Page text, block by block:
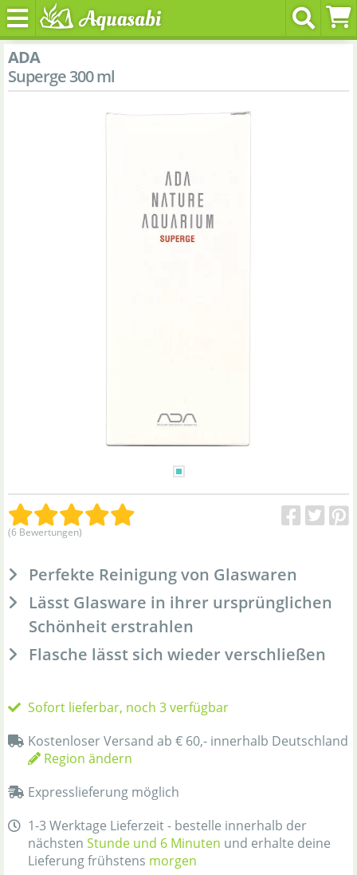
ADA
Superge 300 ml
(6 Bewertungen)
Perfekte Reinigung von Glaswaren
Lässt Glasware in ihrer ursprünglichen
Schönheit erstrahlen
Flasche lässt sich wieder verschließen
Sofort lieferbar, noch 3 verfügbar
Kostenloser Versand ab € 60,- innerhalb Deutschland
Region ändern
Expresslieferung möglich
1-3 Werktage Lieferzeit - bestelle innerhalb der
nächsten Stunde und 6 Minuten und erhalte deine
Lieferung frühstens morgen